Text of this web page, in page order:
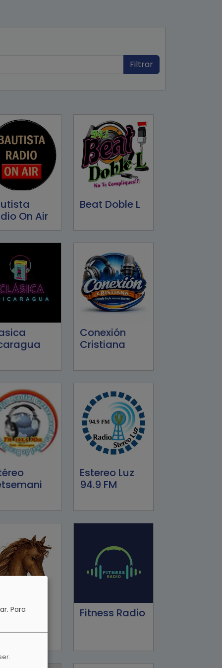
Filtrar
On Air
Beat Doble L
Conexión
Cristiana
Estereo Luz
94.9 FM
Fitness Radio
Para